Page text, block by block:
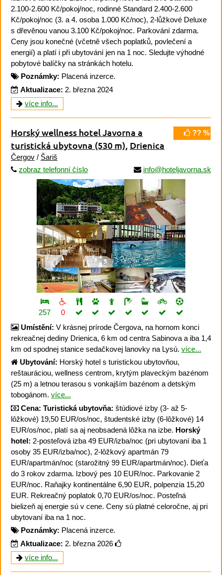
2.100-2.600 Kč/pokoj/noc, rodinné Standard 2.400-2.600
Kč/pokoj/noc (3. a 4. osoba 1.000 Kč/noc), 2-lůžkové Deluxe
s dřevěnou vanou 3.100 Kč/pokoj/noc. Parkování zdarma.
Ceny jsou konečné (včetně všech poplatků, povlečení a
energií) a platí i při ubytování jen na 1 noc. Sledujte výhodné
pobytové balíčky na stránkách hotelu.
Poznámky: Placená inzerce.
Aktualizace: 2. března 2024
více info...
?? %
Horský wellness hotel Javorna a
turistická ubytovna (530 m), Drienica
Čergov / Šariš
zobraz telefonní číslo
info@hoteljavorna.sk
257
0
Umístění: V krásnej prírode Čergova, na hornom konci
rekreačnej dediny Drienica, 6 km od centra Sabinova a iba 1,4
km od spodnej stanice sedačkovej lanovky na Lysú. více...
Ubytování: Horský hotel s turistickou ubytovňou,
reštauráciou, wellness centrom, krytým plaveckým bazénom
(25 m) a letnou terasou s vonkajším bazénom a detským
tobogánom. více...
Cena: Turistická ubytovňa: štúdiové izby (3- až 5-
lôžkové) 19,50 EUR/os/noc, študentské izby (6-lôžkové) 14
EUR/os/noc, platí sa aj neobsadená lôžka na izbe. Horský
hotel: 2-posteľová izba 49 EUR/izba/noc (pri ubytovaní iba 1
osoby 35 EUR/izba/noc), 2-lôžkový apartmán 79
EUR/apartmán/noc (starožitný 99 EUR/apartmán/noc). Dieťa
do 3 rokov zdarma. Izbový pes 10 EUR/noc. Parkovanie 2
EUR/noc. Raňajky kontinentálne 6,90 EUR, polpenzia 15,20
EUR. Rekreačný poplatok 0,70 EUR/os/noc. Posteľná
bielizeň aj energie sú v cene. Ceny sú platné celoročne, aj pri
ubytovaní iba na 1 noc.
Poznámky: Placená inzerce.
Aktualizace: 2. března 2026
více info...